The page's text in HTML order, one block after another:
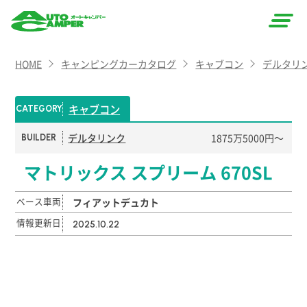
CAMPER
（オート
キャン
パー）
HOME キャンピングカーカタログ キャブコン デルタリ
CATEGORY キャブコン
BUILDER デルタリンク 1875万5000円〜
マトリックス スプリーム 670SL
ベース車両 フィアットデュカト
情報更新日 2025.10.22